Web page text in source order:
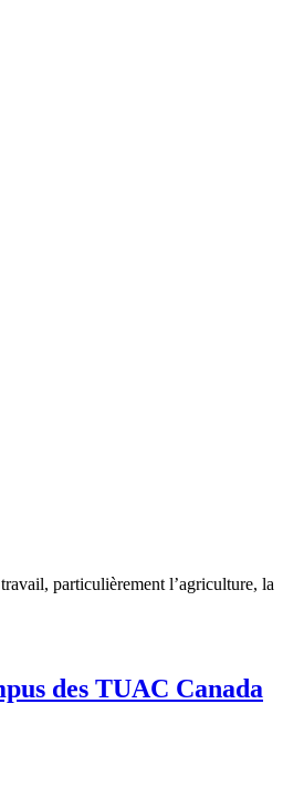
particulièrement l’agriculture, la
des TUAC Canada